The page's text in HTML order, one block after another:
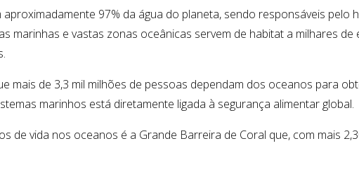
97% da água do planeta, sendo responsáveis
marinhas e vastas zonas oceânicas servem de habitat a milhares
mais de 3,3 mil milhões de pessoas dependam dos oceanos para
marinhos está diretamente ligada à segurança alimentar global.
de vida nos oceanos é a Grande Barreira de Coral que, com mais